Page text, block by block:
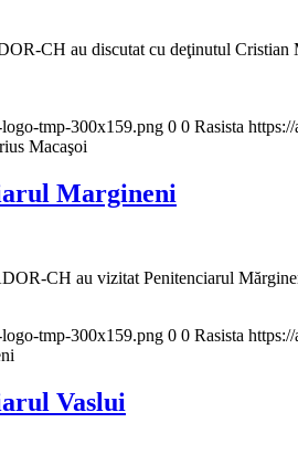
CH au discutat cu deţinutul
tmp-300x159.png 0 0 Rasista
Macaşoi
Margineni
CH au vizitat Penitenciarul
tmp-300x159.png 0 0 Rasista
Vaslui